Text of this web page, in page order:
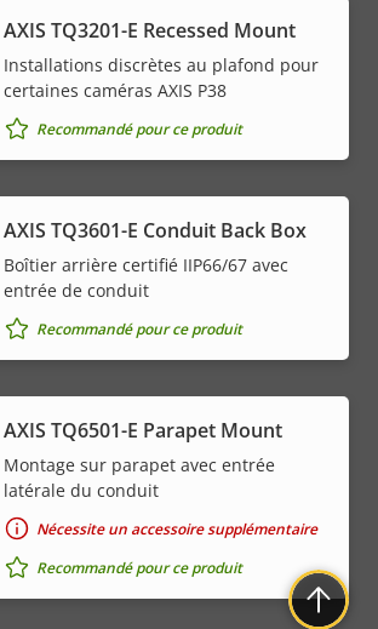
AXIS TQ3201-E Recessed Mount
Installations discrètes au plafond pour
certaines caméras AXIS P38
Recommandé pour ce produit
AXIS TQ3601-E Conduit Back Box
Boîtier arrière certifié IIP66/67 avec
entrée de conduit
Recommandé pour ce produit
AXIS TQ6501-E Parapet Mount
Montage sur parapet avec entrée
latérale du conduit
Nécessite un accessoire supplémentaire
Recommandé pour ce produit